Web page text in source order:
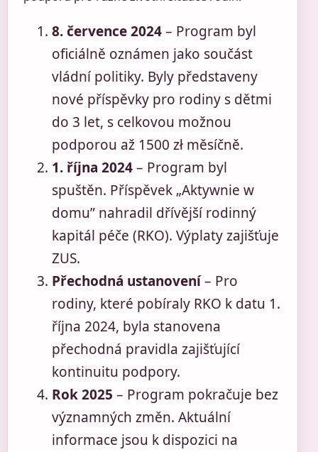
8. července 2024– Program byl
oficiálně oznámen jako součást
vládní politiky. Byly představeny
nové příspěvky pro rodiny s dětmi
do 3 let, s celkovou možnou
podporou až 1500 zł měsíčně.
1. října 2024– Program byl
spuštěn. Příspěvek „Aktywnie w
domu” nahradil dřívější rodinný
kapitál péče (RKO). Výplaty zajišťuje
ZUS.
Přechodná ustanovení– Pro
rodiny, které pobíraly RKO k datu 1.
října 2024, byla stanovena
přechodná pravidla zajišťující
kontinuitu podpory.
Rok 2025 – Program pokračuje bez
významných změn. Aktuální
informace jsou k dispozici na